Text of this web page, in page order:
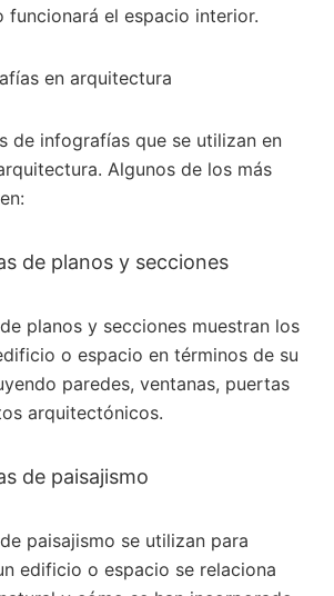
funcionará el espacio interior.
en arquitectura
de infografías que se utilizan en
Algunos de los más
de planos y secciones
planos y secciones muestran los
o espacio en términos de su
paredes, ventanas, puertas
arquitectónicos.
de paisajismo
paisajismo se utilizan para
edificio o espacio se relaciona